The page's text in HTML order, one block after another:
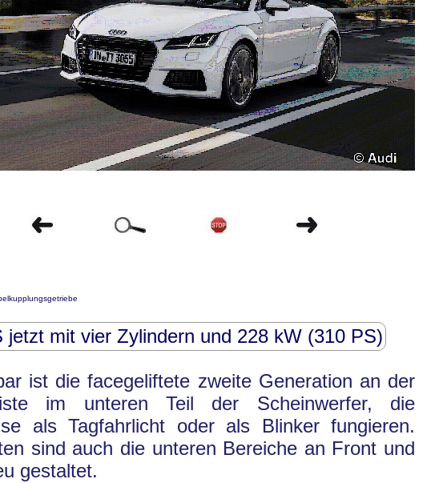
jetzt mit vier Zylindern und 228 kW (310 PS)
ist die facegeliftete zweite Generation an der
im unteren Teil der Scheinwerfer, die
als Tagfahrlicht oder als Blinker fungieren.
sind auch die unteren Bereiche an Front und
gestaltet.